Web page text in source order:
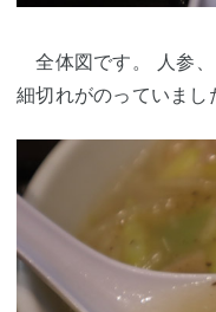
全体図です。 人参
細切れがのっていまし